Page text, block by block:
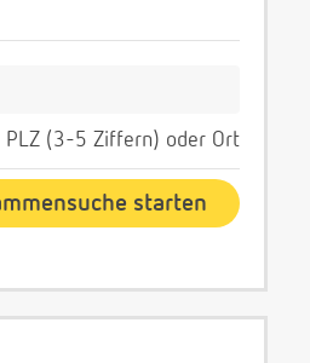
PLZ (3-5 Ziffern) oder Ort